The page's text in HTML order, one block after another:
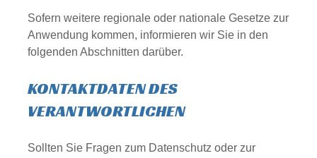
Sofern weitere regionale oder nationale Gesetze zur
Anwendung kommen, informieren wir Sie in den
folgenden Abschnitten darüber.
KONTAKTDATEN DES
VERANTWORTLICHEN
Sollten Sie Fragen zum Datenschutz oder zur